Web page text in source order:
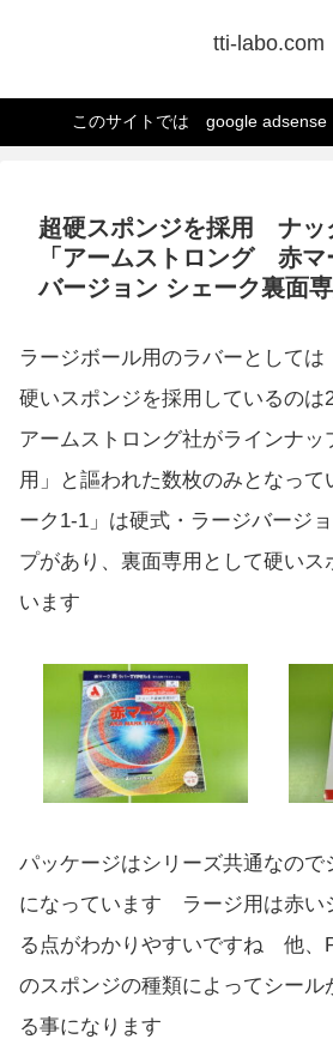
tti-labo.com
このサイトでは google adsense
超硬スポンジを採用 ナッ
「アームストロング 赤マ
バージョン シェーク裏面
ラージボール用のラバーとしては
硬いスポンジを採用しているのは
アームストロング社がラインナッ
用」と謳われた数枚のみとなっ
ーク1‐1」は硬式・ラージバージ
プがあり、裏面専用として硬いス
います
パッケージはシリーズ共通なので
になっています ラージ用は赤い
る点がわかりやすいですね 他、
のスポンジの種類によってシール
る事になります